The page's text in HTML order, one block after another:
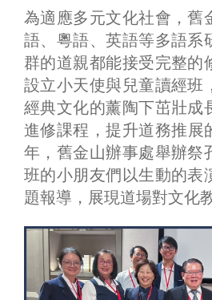
為適應多元文化社會，舊
語、粵語、英語等多語系
群的道親都能接受完整的
設立小天使與兒童讀經班
經典文化的薰陶下茁壯成
進修課程，提升道務推展
年，舊金山辦事處舉辦祭
班的小朋友們以生動的表
題報導，展現道場對文化